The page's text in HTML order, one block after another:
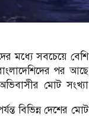
মধ্যে সবচেয়ে বেশি
পর আছে
মোট সংখ্যা
বিভিন্ন দেশের মোট